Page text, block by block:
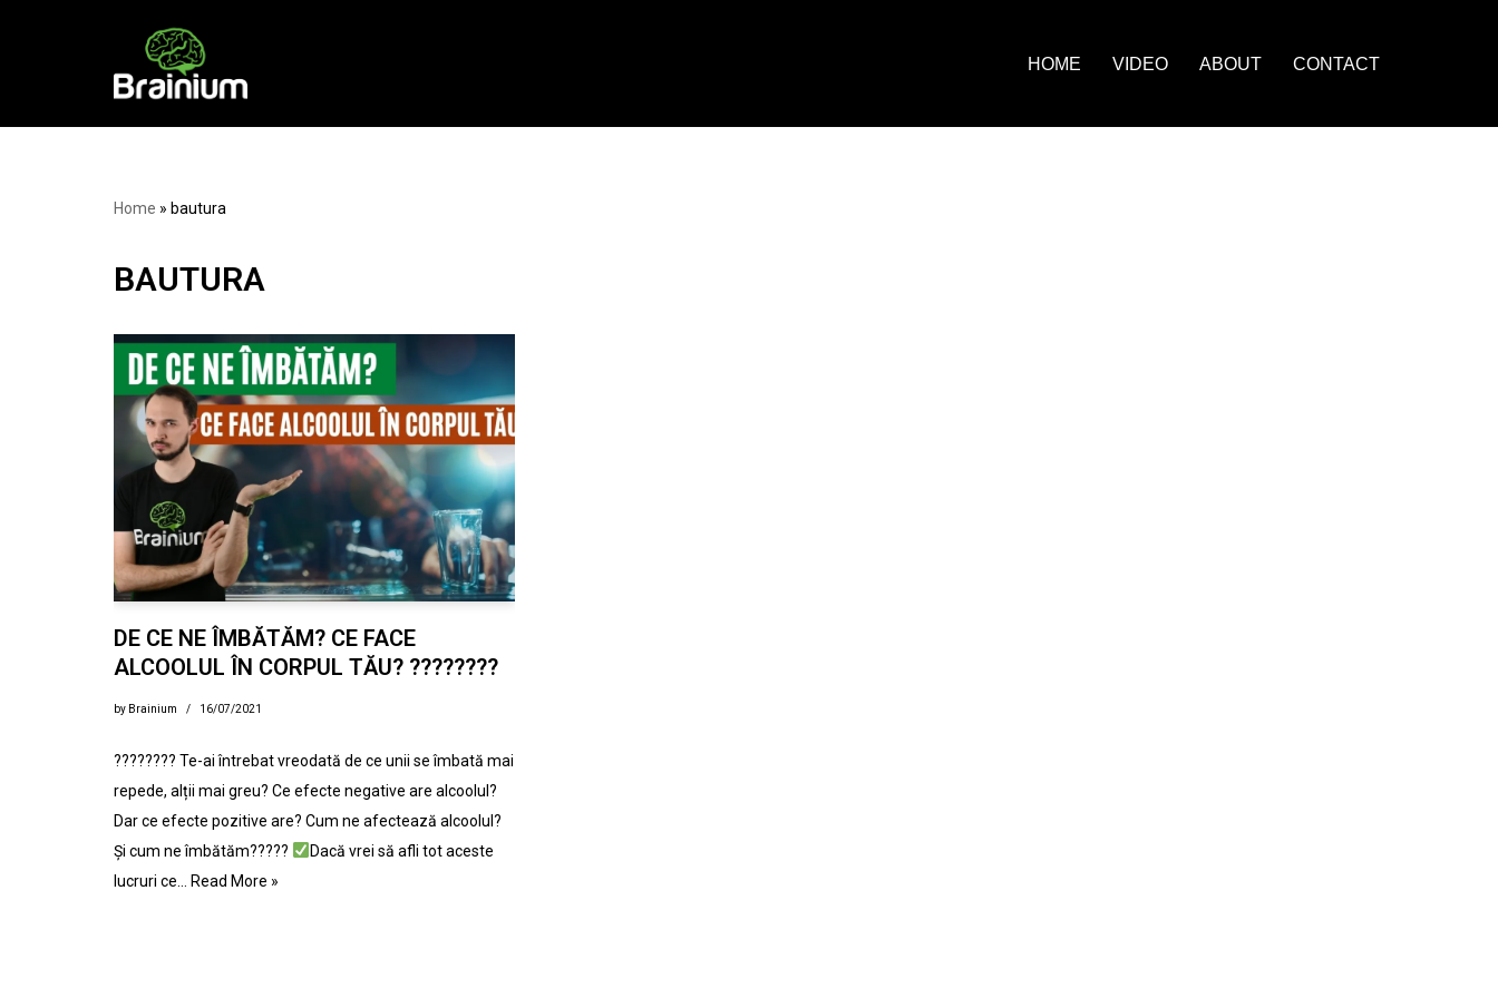
content
HOME VIDEO ABOUT CONTACT
Home » bautura
BAUTURA
DE CE NE ÎMBĂTĂM? CE FACE
ALCOOLUL ÎN CORPUL TĂU? ????????
by Brainium 16/07/2021
???????? Te-ai întrebat vreodată de ce unii se îmbată mai
repede, alții mai greu? Ce efecte negative are alcoolul?
Dar ce efecte pozitive are? Cum ne afectează alcoolul?
Și cum ne îmbătăm?????
Dacă vrei să afli tot aceste
lucruri ce…
Read More »